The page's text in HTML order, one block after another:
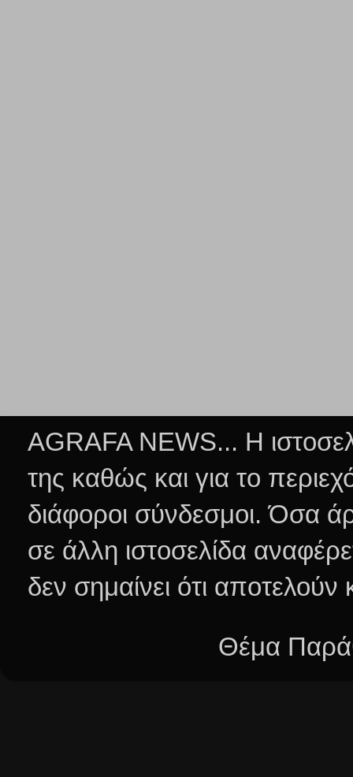
AGRAFA NEWS... Η
της καθώς και για το
διάφοροι σύνδεσμοι.Όσα
σε άλλη ιστοσελίδα
δεν σημαίνει ότι
Θέμα